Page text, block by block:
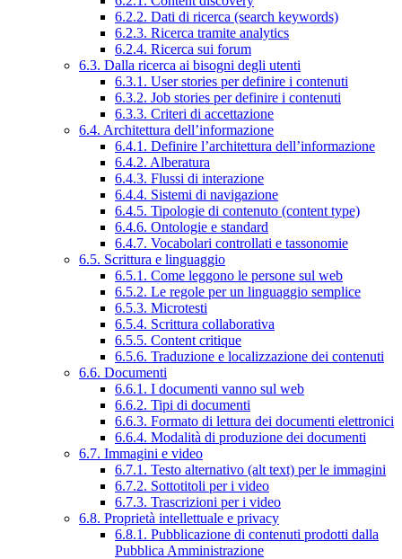
6.2.2. Dati di ricerca (search keywords)
6.2.3. Ricerca tramite analytics
6.2.4. Ricerca sui forum
6.3. Dalla ricerca ai bisogni degli utenti
6.3.1. User stories per definire i contenuti
6.3.2. Job stories per definire i contenuti
6.3.3. Criteri di accettazione
6.4. Architettura dell’informazione
6.4.1. Definire l’architettura dell’informazione
6.4.2. Alberatura
6.4.3. Flussi di interazione
6.4.4. Sistemi di navigazione
6.4.5. Tipologie di contenuto (content type)
6.4.6. Ontologie e standard
6.4.7. Vocabolari controllati e tassonomie
6.5. Scrittura e linguaggio
6.5.1. Come leggono le persone sul web
6.5.2. Le regole per un linguaggio semplice
6.5.3. Microtesti
6.5.4. Scrittura collaborativa
6.5.5. Content critique
6.5.6. Traduzione e localizzazione dei contenuti
6.6. Documenti
6.6.1. I documenti vanno sul web
6.6.2. Tipi di documenti
6.6.3. Formato di lettura dei documenti elettronici
6.6.4. Modalità di produzione dei documenti
6.7. Immagini e video
6.7.1. Testo alternativo (alt text) per le immagini
6.7.2. Sottotitoli per i video
6.7.3. Trascrizioni per i video
6.8. Proprietà intellettuale e privacy
6.8.1. Pubblicazione di contenuti prodotti dalla
Pubblica Amministrazione